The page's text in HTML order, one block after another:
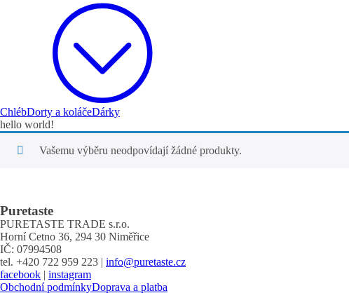
ChlébDorty a koláčeDárky
hello world!
Vašemu výběru neodpovídají žádné produkty.
Puretaste
PURETASTE TRADE s.r.o.
Horní Cetno 36, 294 30 Niměřice
IČ: 07994508
tel. +420 722 959 223 | info@puretaste.cz
facebook | instagram
Obchodní podmínkyDoprava a platba